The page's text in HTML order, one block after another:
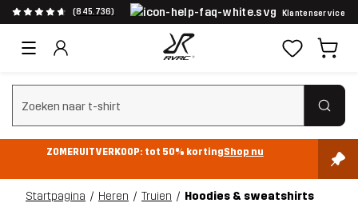
(845.736) Klantenservice
Zoeken wissen
ZOMERUITVERKOOP: tot 50% kortingShop nu
Startpagina Heren Truien Hoodies & sweatshirts